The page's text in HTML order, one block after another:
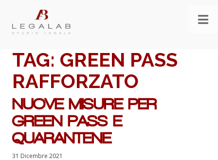
TAG: GREEN PASS
RAFFORZATO
NUOVE MISURE PER
GREEN PASS E
QUARANTENE
31 Dicembre 2021